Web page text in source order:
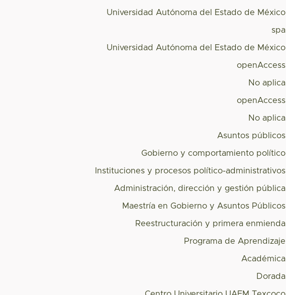
Universidad Autónoma del Estado de México
spa
Universidad Autónoma del Estado de México
openAccess
No aplica
openAccess
No aplica
Asuntos públicos
Gobierno y comportamiento político
Instituciones y procesos político-administrativos
Administración, dirección y gestión pública
Maestría en Gobierno y Asuntos Públicos
Reestructuración y primera enmienda
Programa de Aprendizaje
Académica
Dorada